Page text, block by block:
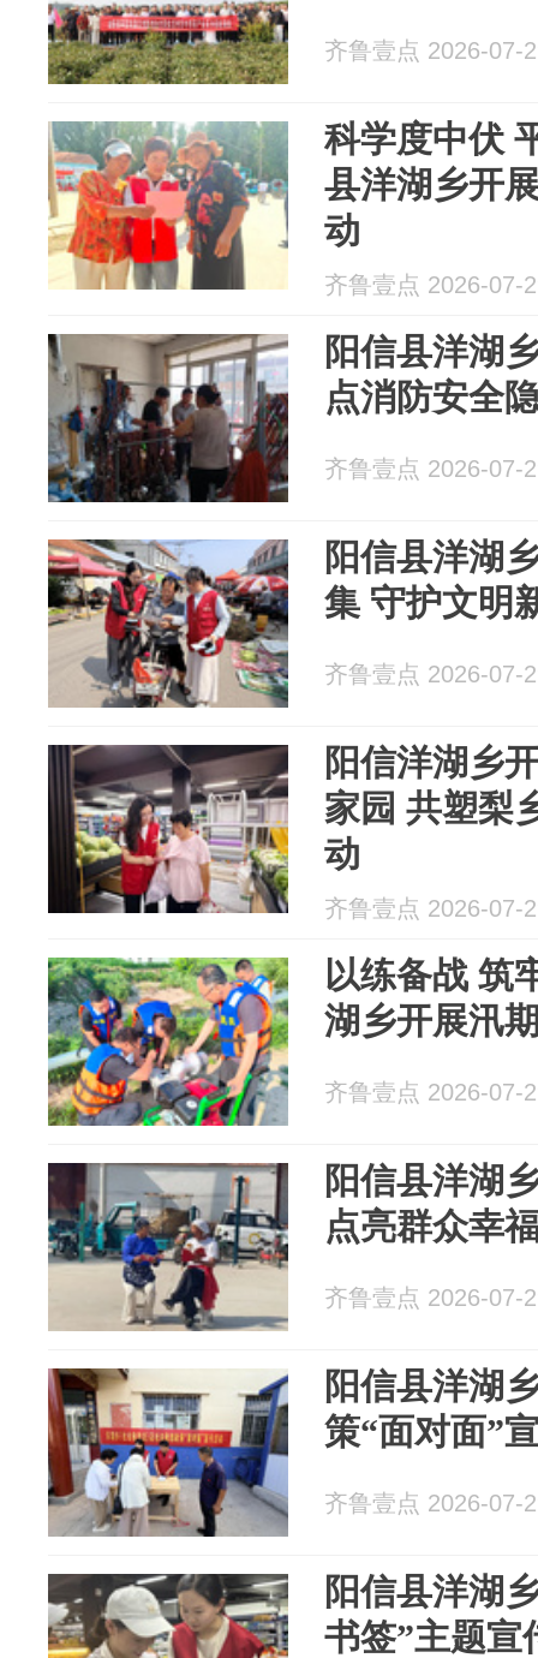
齐鲁壹点 2026-07-
科学度中伏
县洋湖乡开
动
齐鲁壹点 2026-07-
阳信县洋湖
点消防安全
齐鲁壹点 2026-07-
阳信县洋湖
集 守护文明
齐鲁壹点 2026-07-
阳信洋湖乡
家园 共塑梨
动
齐鲁壹点 2026-07-
以练备战
湖乡开展汛
齐鲁壹点 2026-07-
阳信县洋湖
点亮群众幸
齐鲁壹点 2026-07-
阳信县洋湖
策“面对面”
齐鲁壹点 2026-07-
阳信县洋湖
书签”主题宣